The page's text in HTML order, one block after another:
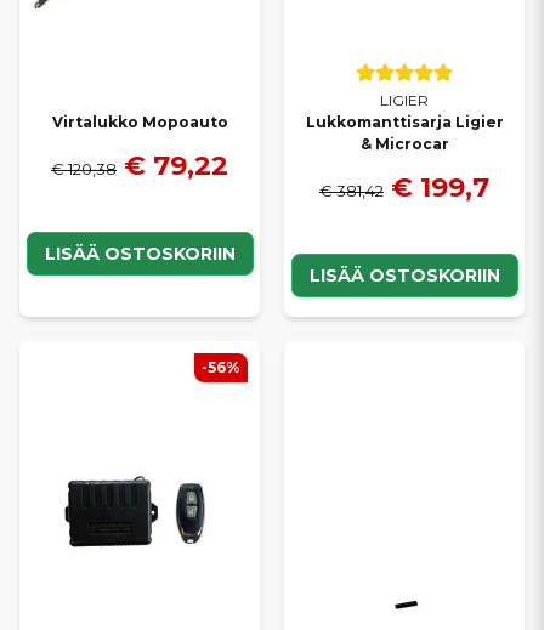
Virtalukko Mopoauto
€ 120,38 € 79,22
LISÄÄ OSTOSKORIIN
LIGIER
Lukkomanttisarja Ligier
& Microcar
€ 381,42 € 199,7
LISÄÄ OSTOSKORIIN
-56%